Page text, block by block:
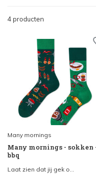
4 producten
Many mornings
Many mornings - sokken
bbq
Laat zien dat jij gek o...